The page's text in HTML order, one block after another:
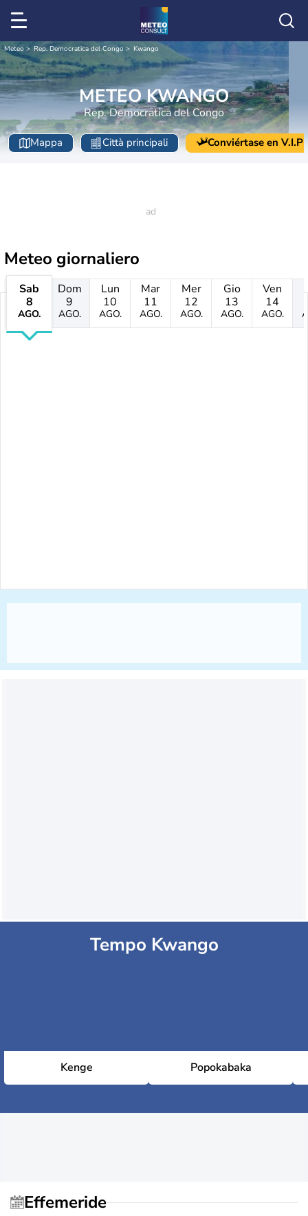
Meteo Rep. Democratica del Congo Kwango
METEO KWANGO
Rep. Democratica del Congo
Mappa Città principali Conviértase en V.I.P
Meteo giornaliero
Sab
8
AGO.
Dom
9
AGO.
Lun
10
AGO.
Mar
11
AGO.
Mer
12
AGO.
Gio
13
AGO.
Ven
14
AGO.
Tempo Kwango
Kenge Popokabaka
Effemeride